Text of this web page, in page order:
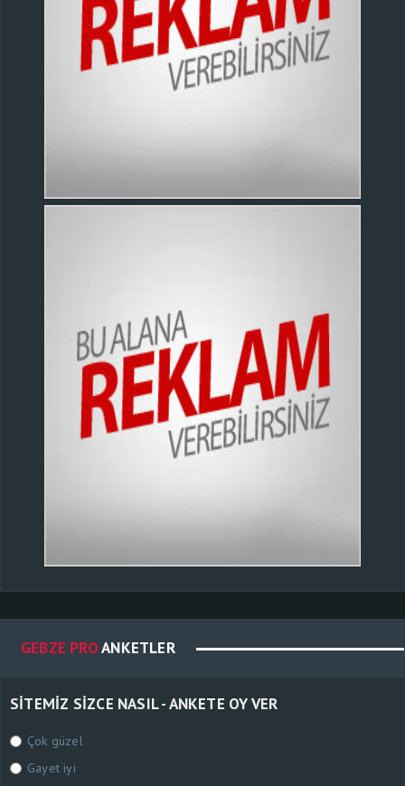
GEBZE PROANKETLER
SITEMIZ SIZCE NASIL - ANKETE OY VER
Çok güzel
Gayet iyi